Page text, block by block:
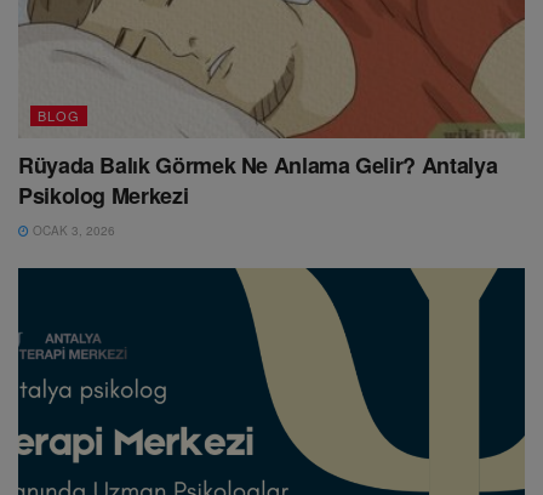
BLOG
Rüyada Balık Görmek Ne Anlama Gelir? Antalya
Psikolog Merkezi
OCAK 3, 2026